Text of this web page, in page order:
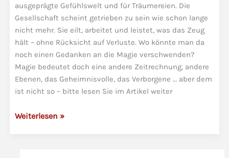
ausgeprägte Gefühlswelt und für Träumereien. Die
Gesellschaft scheint getrieben zu sein wie schon lange
nicht mehr. Sie eilt, arbeitet und leistet, was das Zeug
hält – ohne Rücksicht auf Verluste. Wo könnte man da
noch einen Gedanken an die Magie verschwenden?
Magie bedeutet doch eine andere Zeitrechnung, andere
Ebenen, das Geheimnisvolle, das Verborgene … aber dem
ist nicht so – bitte lesen Sie im Artikel weiter
Magieepidemie
Weiterlesen »